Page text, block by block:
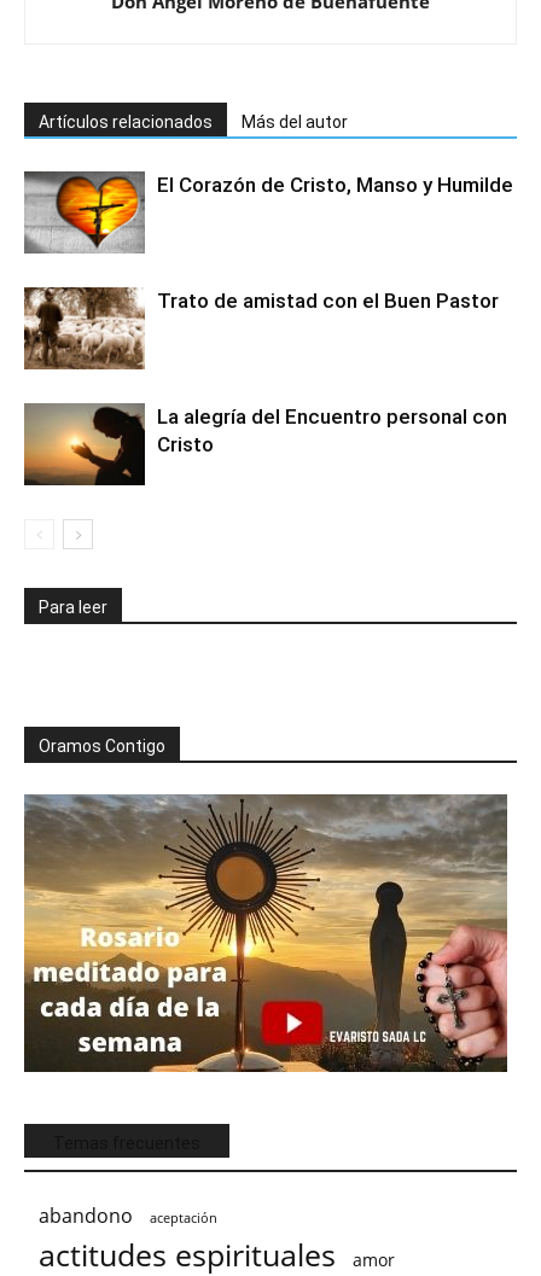
Artículos relacionados Más del autor
El Corazón de Cristo, Manso y Humilde
Trato de amistad con el Buen Pastor
La alegría del Encuentro personal con
Cristo
Para leer
Oramos Contigo
abandono aceptación
actitudes espirituales amor